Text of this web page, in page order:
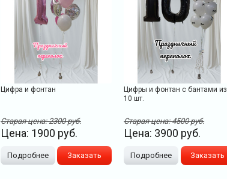
Цифра и фонтан
Старая цена:2300руб.
Цена: 1900 руб.
Подробнее Заказать
Цифры и фонтан с бантами из
10 шт.
Старая цена:4500руб.
Цена: 3900 руб.
Подробнее Заказать